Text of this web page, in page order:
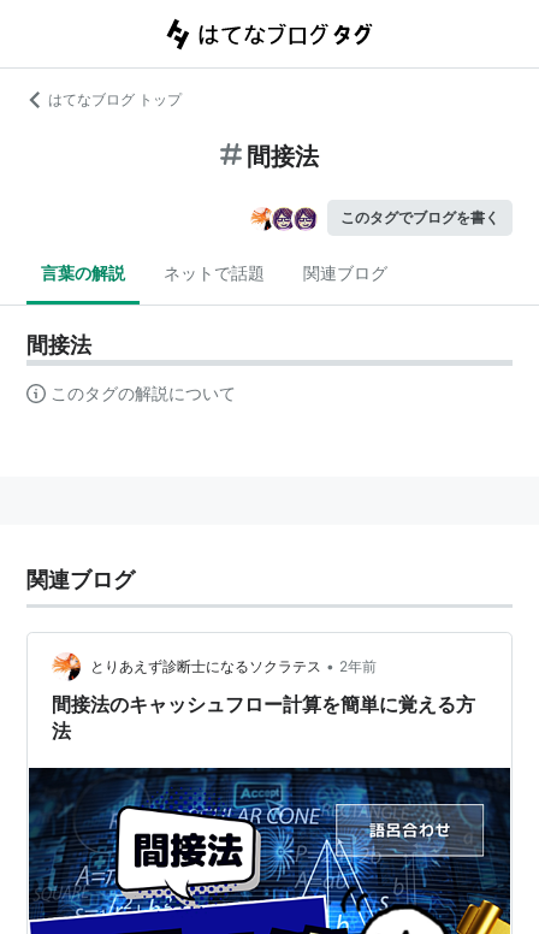
はてなブログ トップ
間接法
このタグでブログを書く
言葉の解説 ネットで話題 関連ブログ
間接法
このタグの解説について
関連ブログ
とりあえず診断士になるソクラテス • 2年前
間接法のキャッシュフロー計算を簡単に覚える方
法